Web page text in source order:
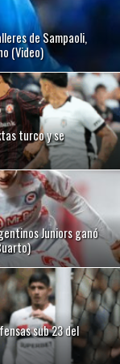
de Sampaoli,
(Video)
turco y se
Juniors ganó
sub 23 del